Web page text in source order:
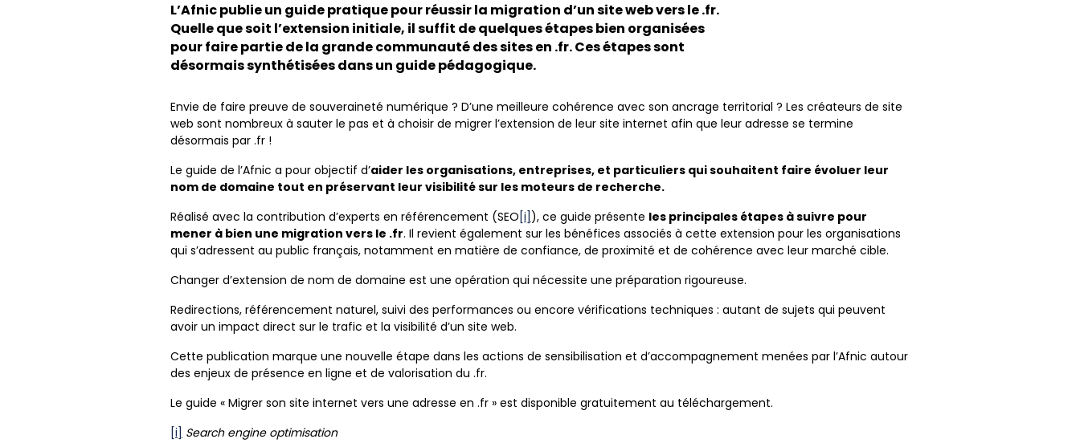
L’Afnic publie un guide pratique pour réussir la migration d’un site web vers le .fr.
Quelle que soit l’extension initiale, il suffit de quelques étapes bien organisées
pour faire partie de la grande communauté des sites en .fr. Ces étapes sont
désormais synthétisées dans un guide pédagogique.
Envie de faire preuve de souveraineté numérique ? D’une meilleure cohérence avec son ancrage territorial ? Les créateurs de site
web sont nombreux à sauter le pas et à choisir de migrer l’extension de leur site internet afin que leur adresse se termine
désormais par .fr !
Le guide de l’Afnic a pour objectif d’aider les organisations, entreprises, et particuliers qui souhaitent faire évoluer leur
nom de domaine tout en préservant leur visibilité sur les moteurs de recherche.
Réalisé avec la contribution d’experts en référencement (SEO [i] ), ce guide présente les principales étapes à suivre pour
mener à bien une migration vers le .fr. Il revient également sur les bénéfices associés à cette extension pour les organisations
qui s’adressent au public français, notamment en matière de confiance, de proximité et de cohérence avec leur marché cible.
Changer d’extension de nom de domaine est une opération qui nécessite une préparation rigoureuse.
Redirections, référencement naturel, suivi des performances ou encore vérifications techniques : autant de sujets qui peuvent
avoir un impact direct sur le trafic et la visibilité d’un site web.
Cette publication marque une nouvelle étape dans les actions de sensibilisation et d’accompagnement menées par l’Afnic autour
des enjeux de présence en ligne et de valorisation du .fr.
Le guide « Migrer son site internet vers une adresse en .fr » est disponible gratuitement au téléchargement.
[i] Search engine optimisation